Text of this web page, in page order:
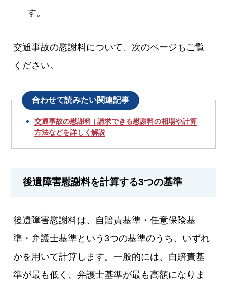
す。
交通事故の慰謝料について、次のページもご覧
ください。
合わせて読みたい関連記事
交通事故の慰謝料 | 請求できる慰謝料の相場や計算
方法などを詳しく解説
後遺障害慰謝料を計算する3つの基準
後遺障害慰謝料は、自賠責基準・任意保険基
準・弁護士基準という3つの基準のうち、いずれ
かを用いて計算します。一般的には、自賠責基
準が最も低く、弁護士基準が最も高額になりま